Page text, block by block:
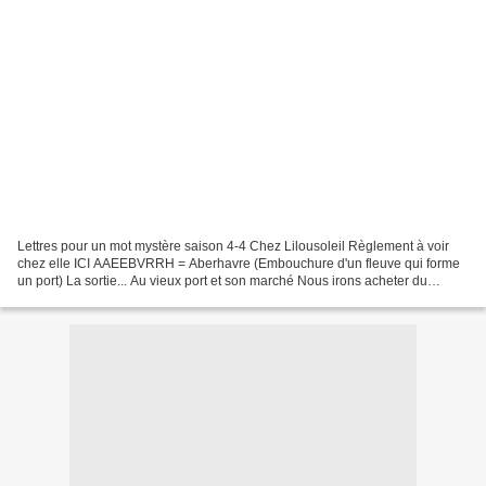
Lettres pour un mot mystère saison 4-4 Chez Lilousoleil Règlement à voir
chez elle ICI AAEEBVRRH = Aberhavre (Embouchure d'un fleuve qui forme
un port) La sortie... Au vieux port et son marché Nous irons acheter du